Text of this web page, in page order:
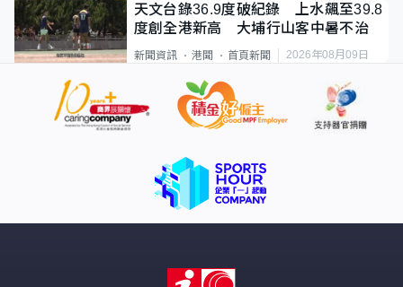
天文台錄36.9度破紀錄 上水飆至39.8
度創全港新高 大埔行山客中暑不治
新聞資訊 港聞 首頁新聞 2026年08月09日